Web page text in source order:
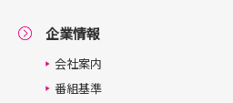
企業情報
会社案内
番組基準